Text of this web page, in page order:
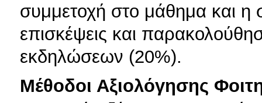
συμμετοχή στο μάθημα και η
επισκέψεις και
εκδηλώσεων (20%).
Μέθοδοι Αξιολόγησης